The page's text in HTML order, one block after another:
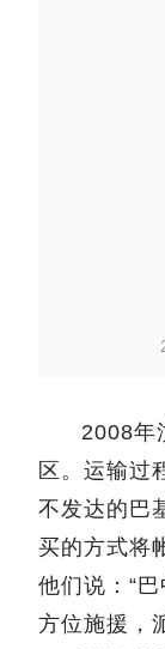
2008年
区。运输过
不发达的巴
买的方式将
他们说：“
方位施援，